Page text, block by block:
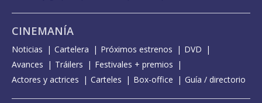
CINEMANÍA
Noticias Cartelera Próximos estrenos
DVD
Avances
Tráilers
Festivales + premios
Actores y actrices
Carteles Box-office Guía / directorio